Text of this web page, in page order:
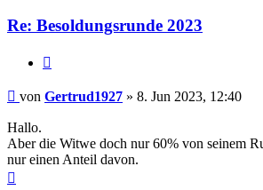
Re: Besoldungsrunde 2023
Beitrag
von Gertrud1927 » 8. Jun 2023, 12:40
Hallo.
Aber die Witwe doch nur 60% von seinem
nur einen Anteil davon.